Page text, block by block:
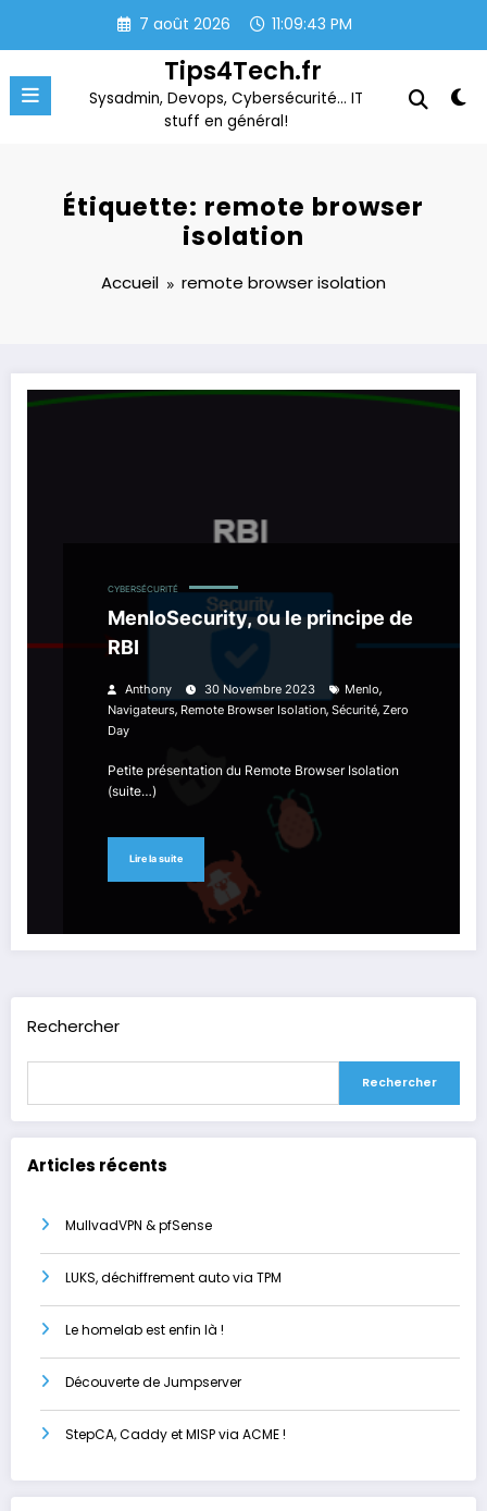
contenu
7 août 2026 11:09:43 PM
Tips4Tech.fr
Sysadmin, Devops, Cybersécurité… IT
stuff en général!
Étiquette: remote browser
isolation
Accueil remote browser isolation
CYBERSÉCURITÉ
MenloSecurity, ou le principe de
RBI
Anthony 30 Novembre 2023 Menlo,
Navigateurs, Remote Browser Isolation, Sécurité, Zero
Day
Petite présentation du Remote Browser Isolation
(suite…)
Lire la suite
Rechercher
Rechercher
Articles récents
MullvadVPN & pfSense
LUKS, déchiffrement auto via TPM
Le homelab est enfin là !
Découverte de Jumpserver
StepCA, Caddy et MISP via ACME !